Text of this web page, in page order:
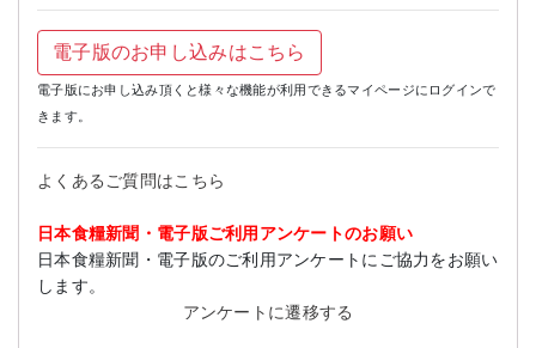
電子版のお申し込みはこちら
電子版にお申し込み頂くと様々な機能が利用できるマイページにログインで
きます。
よくあるご質問はこちら
日本食糧新聞・電子版ご利用アンケートのお願い
日本食糧新聞・電子版のご利用アンケートにご協力をお願い
します。
アンケートに遷移する